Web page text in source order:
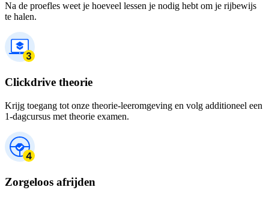
Na de proefles weet je hoeveel lessen je nodig hebt om je rijbewijs
te halen.
Clickdrive theorie
Krijg toegang tot onze theorie-leeromgeving en volg additioneel een
1-dagcursus met theorie examen.
Zorgeloos afrijden